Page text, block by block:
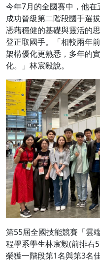
今年7月的全國賽中，他在
成功晉級第二階段國手選
憑藉穩健的基礎與靈活的
登正取國手。「相較兩年
架構優化更熟悉，多年的
化。」林宸毅說。
第55屆全國技能競賽「雲
程學系學生林宸毅(前排右
榮獲一階段第1名與第3名佳